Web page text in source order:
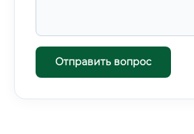
Отправить вопрос